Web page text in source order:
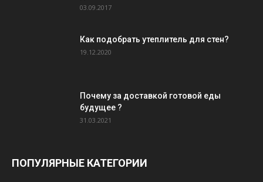
03.09.2017
Как подобрать утеплитель для стен?
19.12.2020
Почему за доставкой готовой еды
будущее ?
31.03.2021
ПОПУЛЯРНЫЕ КАТЕГОРИИ